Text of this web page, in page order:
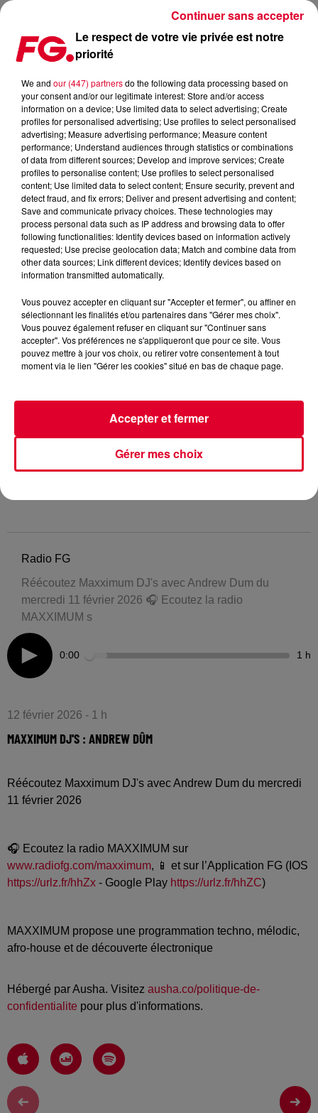
MAXXIMUM DJ'S : ANDREW DÛM
Radio FG
Réécoutez Maxximum DJ's avec Andrew Dum du
mercredi 11 février 2026 🎧 Ecoutez la radio
MAXXIMUM s
0:00 1 h
12 février 2026 - 1 h
MAXXIMUM DJ'S : ANDREW DÛM
Réécoutez Maxximum DJ's avec Andrew Dum du mercredi
11 février 2026
🎧 Ecoutez la radio MAXXIMUM sur
www.radiofg.com/maxximum, 📱 et sur l’Application FG (IOS
https://urlz.fr/hhZx - Google Play https://urlz.fr/hhZC)
MAXXIMUM propose une programmation techno, mélodic,
afro-house et de découverte électronique
Hébergé par Ausha. Visitez ausha.co/politique-de-
confidentialite pour plus d'informations.
Le respect de votre vie privée est notre
priorité
We and our (447) partnersdo the following data processing based on
your consent and/or our legitimate interest: Store and/or access
information on a device; Use limited data to select advertising; Create
profiles for personalised advertising; Use profiles to select personalised
advertising; Measure advertising performance; Measure content
performance; Understand audiences through statistics or combinations
of data from different sources; Develop and improve services; Create
profiles to personalise content; Use profiles to select personalised
content; Use limited data to select content; Ensure security, prevent and
detect fraud, and fix errors; Deliver and present advertising and content;
Save and communicate privacy choices. These technologies may
process personal data such as IP address and browsing data to offer
following functionalities: Identify devices based on information actively
requested; Use precise geolocation data; Match and combine data from
other data sources; Link different devices; Identify devices based on
information transmitted automatically.
Vous pouvez accepter en cliquant sur "Accepter et fermer", ou affiner en
sélectionnant les finalités et/ou partenaires dans "Gérer mes choix".
Vous pouvez également refuser en cliquant sur "Continuer sans
accepter". Vos préférences ne s'appliqueront que pour ce site. Vous
pouvez mettre à jour vos choix, ou retirer votre consentement à tout
moment via le lien "Gérer les cookies" situé en bas de chaque page.
Gérer mes choix
Accepter et fermer
Continuer sans accepter